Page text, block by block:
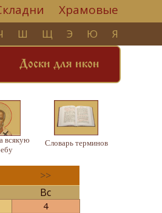
Храмовые
Ш Щ Э Ю Я
Доски для икон
всякую
Словарь терминов
>>
Вс
4